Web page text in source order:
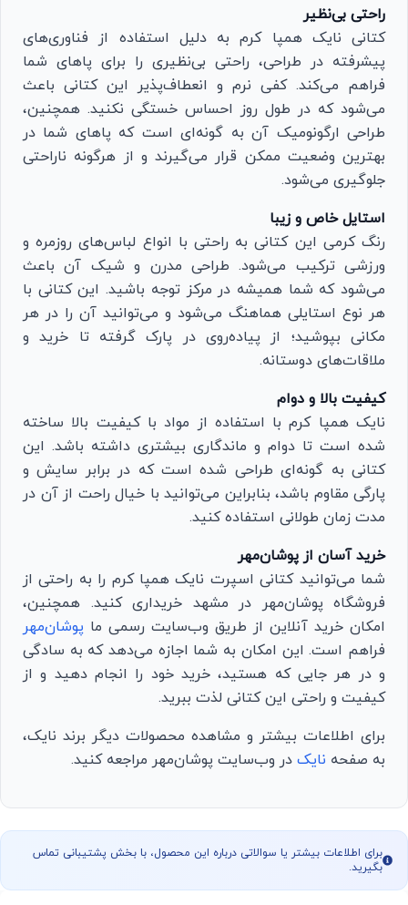
راحتی بی‌نظیر
کتانی نایک همپا کرم به دلیل استفاده از فناوری‌های
پیشرفته در طراحی، راحتی بی‌نظیری را برای پاهای شما
فراهم می‌کند. کفی نرم و انعطاف‌پذیر این کتانی باعث
می‌شود که در طول روز احساس خستگی نکنید. همچنین،
طراحی ارگونومیک آن به گونه‌ای است که پاهای شما در
بهترین وضعیت ممکن قرار می‌گیرند و از هرگونه ناراحتی
جلوگیری می‌شود.
استایل خاص و زیبا
رنگ کرمی این کتانی به راحتی با انواع لباس‌های روزمره و
ورزشی ترکیب می‌شود. طراحی مدرن و شیک آن باعث
می‌شود که شما همیشه در مرکز توجه باشید. این کتانی با
هر نوع استایلی هماهنگ می‌شود و می‌توانید آن را در هر
مکانی بپوشید؛ از پیاده‌روی در پارک گرفته تا خرید و
ملاقات‌های دوستانه.
کیفیت بالا و دوام
نایک همپا کرم با استفاده از مواد با کیفیت بالا ساخته
شده است تا دوام و ماندگاری بیشتری داشته باشد. این
کتانی به گونه‌ای طراحی شده است که در برابر سایش و
پارگی مقاوم باشد، بنابراین می‌توانید با خیال راحت از آن در
مدت زمان طولانی استفاده کنید.
خرید آسان از پوشان‌مهر
شما می‌توانید کتانی اسپرت نایک همپا کرم را به راحتی از
فروشگاه پوشان‌مهر در مشهد خریداری کنید. همچنین،
امکان خرید آنلاین از طریق وب‌سایت رسمی ما پوشان‌مهر
فراهم است. این امکان به شما اجازه می‌دهد که به سادگی
و در هر جایی که هستید، خرید خود را انجام دهید و از
کیفیت و راحتی این کتانی لذت ببرید.
برای اطلاعات بیشتر و مشاهده محصولات دیگر برند نایک،
به صفحه نایکدر وب‌سایت پوشان‌مهر مراجعه کنید.
برای اطلاعات بیشتر یا سوالاتی درباره این محصول، با بخش پشتیبانی تماس
بگیرید.